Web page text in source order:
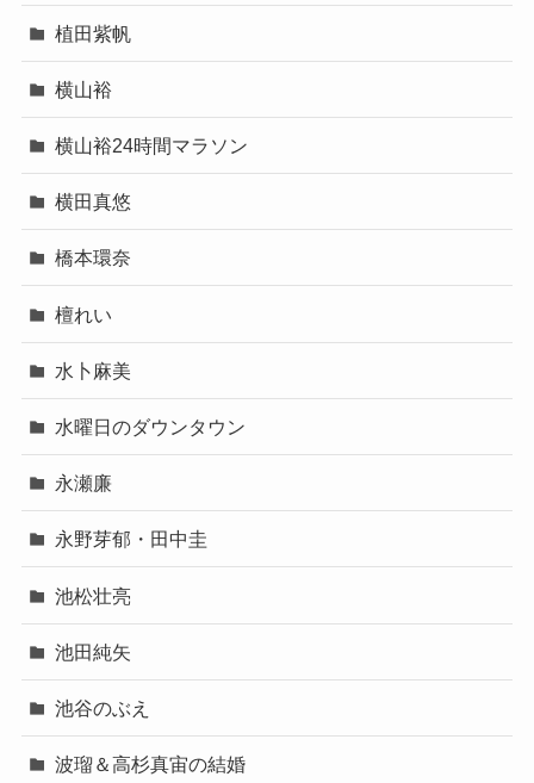
植田紫帆
横山裕
横山裕24時間マラソン
横田真悠
橋本環奈
檀れい
水卜麻美
水曜日のダウンタウン
永瀬廉
永野芽郁・田中圭
池松壮亮
池田純矢
池谷のぶえ
波瑠＆高杉真宙の結婚